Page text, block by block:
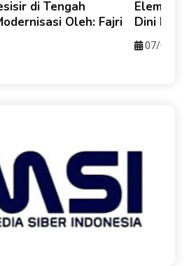
di Tengah
Oleh: Fajri
Elemen
Dini
07/08/